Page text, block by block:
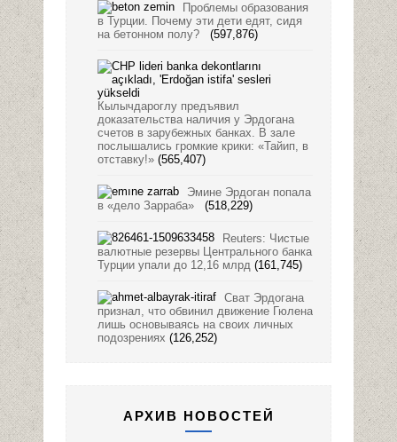
Проблемы образования
в Турции. Почему эти дети едят, сидя
на бетонном полу?
(597,876)
Кылычдароглу предъявил
доказательства наличия у Эрдогана
счетов в зарубежных банках. В зале
послышались громкие крики: «Тайип, в
отставку!» (565,407)
Эмине Эрдоган попала
в «дело Зарраба»
(518,229)
Reuters: Чистые
валютные резервы Центрального банка
Турции упали до 12,16 млрд (161,745)
Сват Эрдогана
признал, что обвинил движение Гюлена
лишь основываясь на своих личных
подозрениях (126,252)
АРХИВ НОВОСТЕЙ